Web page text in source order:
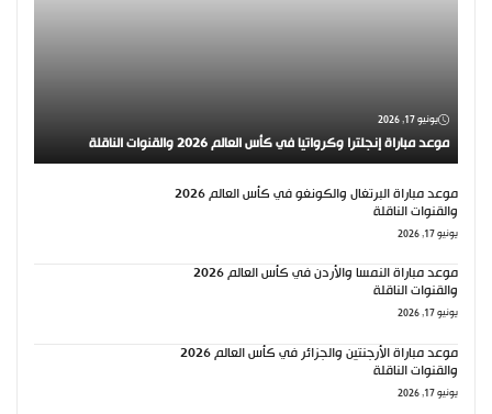
يونيو 17, 2026
موعد مباراة إنجلترا وكرواتيا في كأس العالم 2026 والقنوات الناقلة
موعد مباراة البرتغال والكونغو في كأس العالم 2026
والقنوات الناقلة
يونيو 17, 2026
موعد مباراة النمسا والأردن في كأس العالم 2026
والقنوات الناقلة
يونيو 17, 2026
موعد مباراة الأرجنتين والجزائر في كأس العالم 2026
والقنوات الناقلة
يونيو 17, 2026